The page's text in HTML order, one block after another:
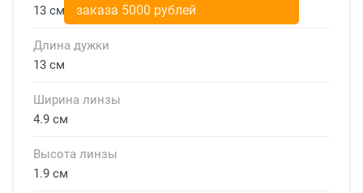
13 см
Длина дужки
13 см
Ширина линзы
4.9 см
Высота линзы
1.9 см
заказа 5000 рублей